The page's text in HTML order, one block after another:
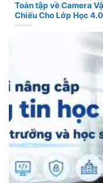
Toàn tập về Camera
Chiếu Cho Lớp Học 4.0